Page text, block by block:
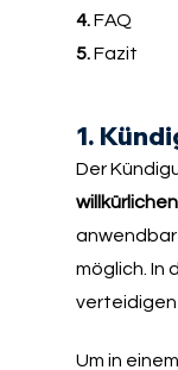
4.FAQ
5.Fazit
1.
Der
anwendbar
möglich. In
verteidigen
Um in